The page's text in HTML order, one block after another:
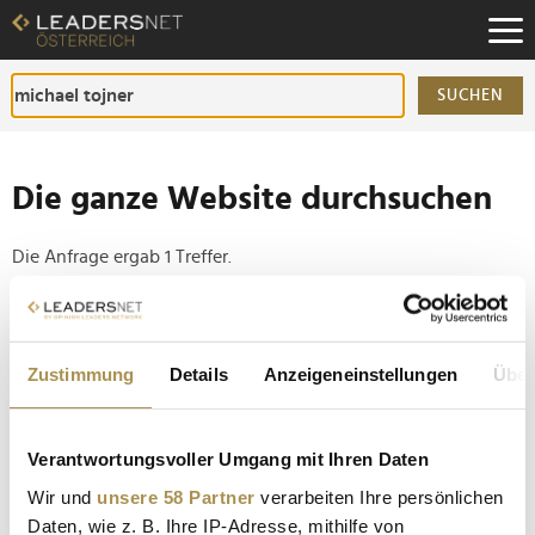
Zustimmung Details Anzeigeneinstellungen
Verantwortungsvoller Umgang mit Ihren Daten
Wir und unsere 58 Partner verarbeiten Ihre persönlichen
Daten, wie z. B. Ihre IP-Adresse, mithilfe von
Zum
Inhalt
Zur
Fußzeilen-
Navigation
SUCHEN
Die ganze Website durchsuchen
Die Anfrage ergab 1 Treffer.
Tipp
Seiten suchen, die genau diese Wortgruppe enthalten:
"Große Technologien entstehen nicht ohne Risiko"